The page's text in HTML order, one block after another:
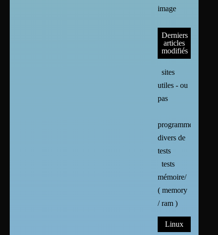
image
Derniers
articles
modifiés
sites
utiles - ou
pas
programmes
divers de
tests
tests
mémoire/
( memory
/ ram )
Linux